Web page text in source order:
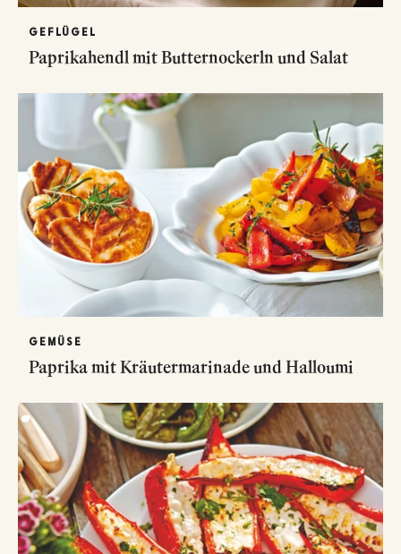
GEFLÜGEL
Paprikahendl mit Butternockerln und Salat
GEMÜSE
Paprika mit Kräutermarinade und Halloumi